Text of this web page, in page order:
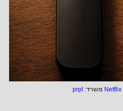
Netflix משרד:
prpl